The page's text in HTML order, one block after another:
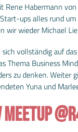
Rene Habermann
ups alles rund
wir wieder Michael
vollständig auf
Thema Business
zu denken. Weiter
Yuna und
MEETUP